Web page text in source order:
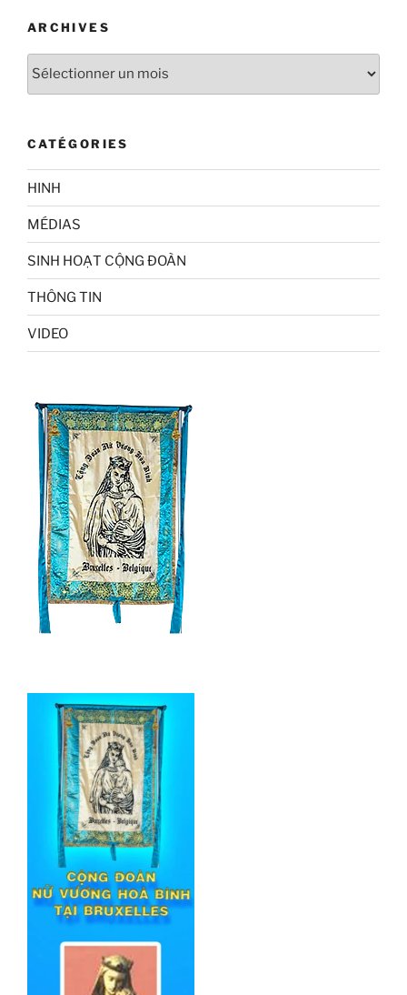
ARCHIVES
Archives
CATÉGORIES
HINH
MÉDIAS
SINH HOẠT CỘNG ĐOÀN
THÔNG TIN
VIDEO